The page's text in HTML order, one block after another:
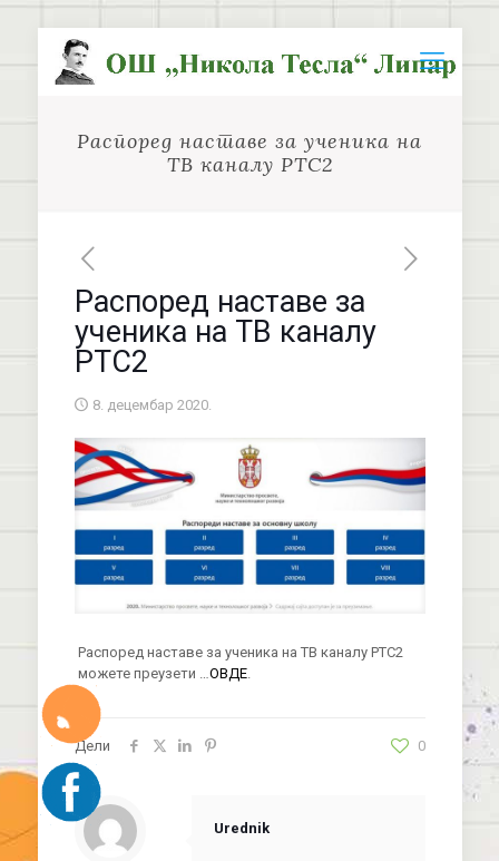
Распоред наставе за ученика на
ТВ каналу РТС2
Распоред наставе за
ученика на ТВ каналу
РТС2
8. децембар 2020.
Распоред наставе за ученика на ТВ каналу РТС2
можете преузети … ОВДЕ.
Дели 0
Urednik